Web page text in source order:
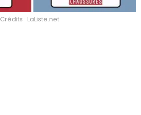
Crédits : LaListe.net